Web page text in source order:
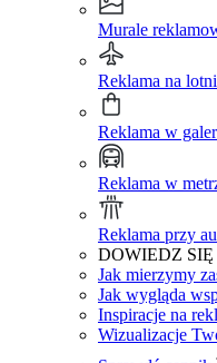
Murale
Reklama na
Reklama w
Reklama w
Reklama przy
DOWIEDZ SIĘ
Jak mierzymy
Jak wygląda
Inspiracje na
Wizualizacje